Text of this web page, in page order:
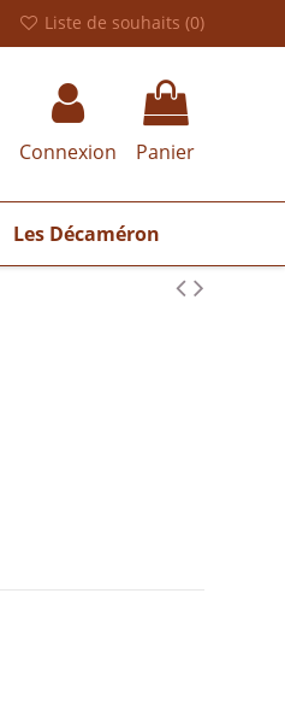
Liste de souhaits (0)
Connexion Panier
Les Décaméron